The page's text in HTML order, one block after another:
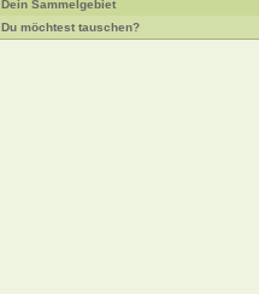
Dein Sammelgebiet
Du möchtest tauschen?